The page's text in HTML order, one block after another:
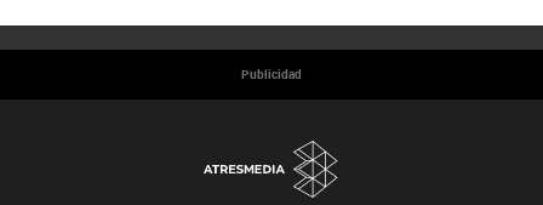
Publicidad